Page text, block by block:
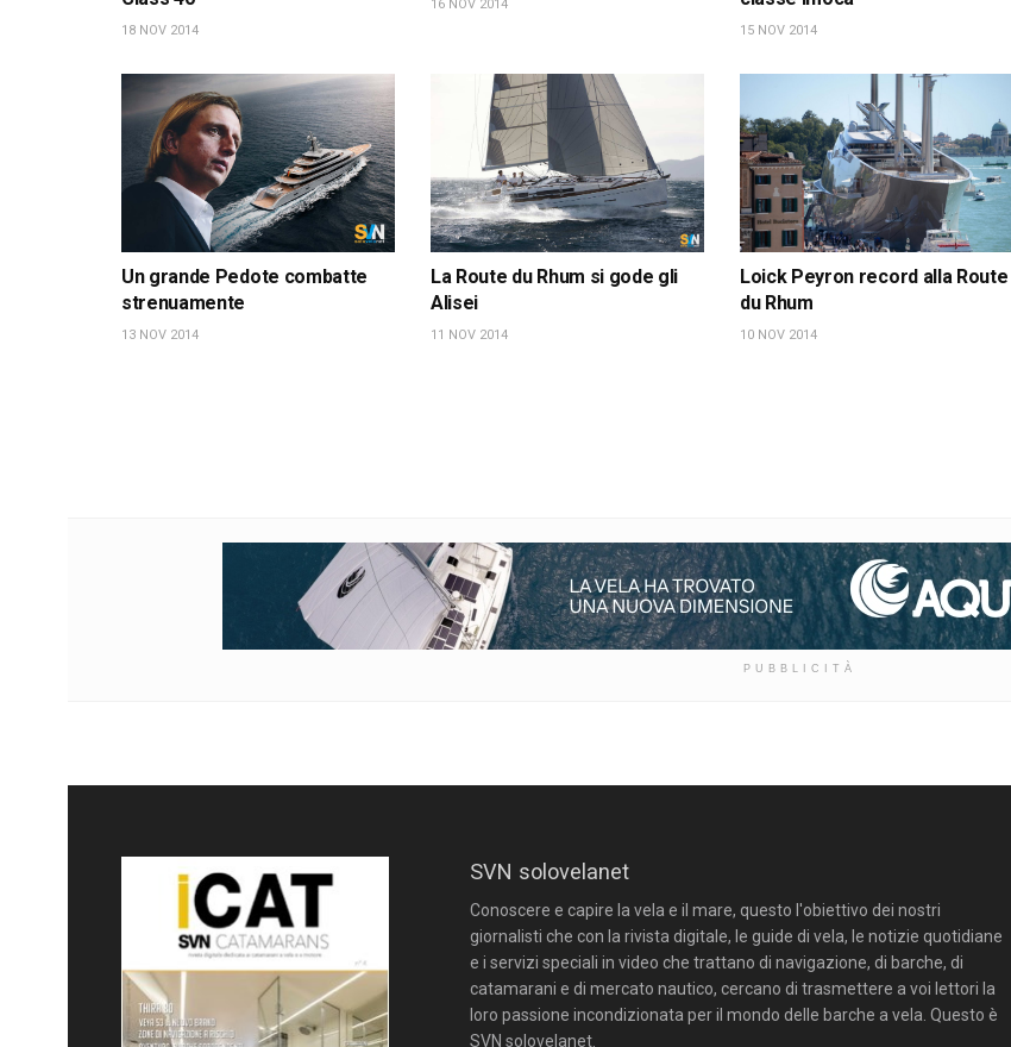
18 NOV 2014
16 NOV 2014
15 NOV 2014
Un grande Pedote combatte
strenuamente
13 NOV 2014
La Route du Rhum si gode gli
Alisei
11 NOV 2014
Loick Peyron record alla Route
du Rhum
10 NOV 2014
PUBBLICITÀ
SVN solovelanet
Conoscere e capire la vela e il mare, questo l'obiettivo dei nostri
giornalisti che con la rivista digitale, le guide di vela, le notizie quotidiane
e i servizi speciali in video che trattano di navigazione, di barche, di
catamarani e di mercato nautico, cercano di trasmettere a voi lettori la
loro passione incondizionata per il mondo delle barche a vela. Questo è
SVN solovelanet.